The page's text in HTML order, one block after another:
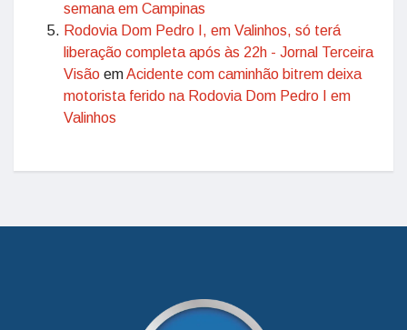
semana em Campinas
Rodovia Dom Pedro I, em Valinhos, só terá
liberação completa após às 22h - Jornal Terceira
Visão emAcidente com caminhão bitrem deixa
motorista ferido na Rodovia Dom Pedro I em
Valinhos